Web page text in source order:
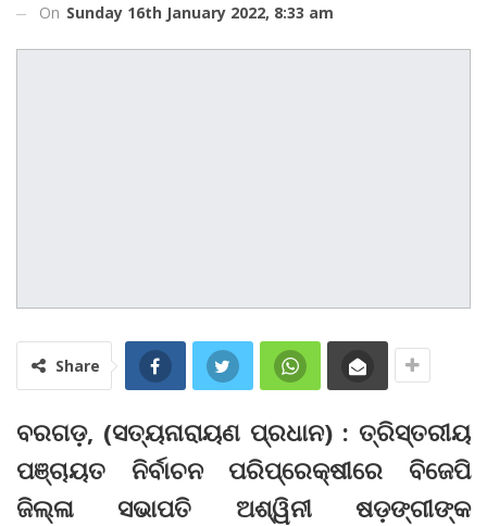
On Sunday 16th January 2022, 8:33 am
Share
ବରଗଡ଼, (ସତ୍ୟନାରାୟଣ ପ୍ରଧାନ) : ତ୍ରିସ୍ତରୀୟ
ପଞ୍ଚାୟତ ନିର୍ବାଚନ ପରିପ୍ରେକ୍ଷୀରେ ବିଜେପି
ଜିଲ୍ଳା ସଭାପତି ଅଶ୍ୱିନୀ ଷଡ଼ଙ୍ଗୀଙ୍କ